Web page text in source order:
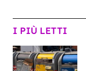
I PIÙ LETTI